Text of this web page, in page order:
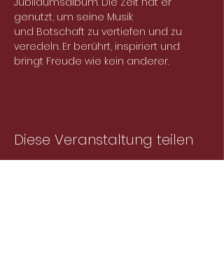
genutzt, um seine Musik
und Botschaft zu vertiefen und zu
veredeln. Er berührt, inspiriert und
bringt Freude wie kein anderer.
Diese Veranstaltung teilen